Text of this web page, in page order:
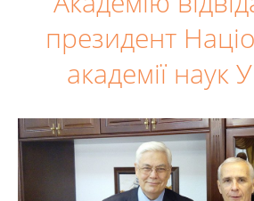
президент
академії наук